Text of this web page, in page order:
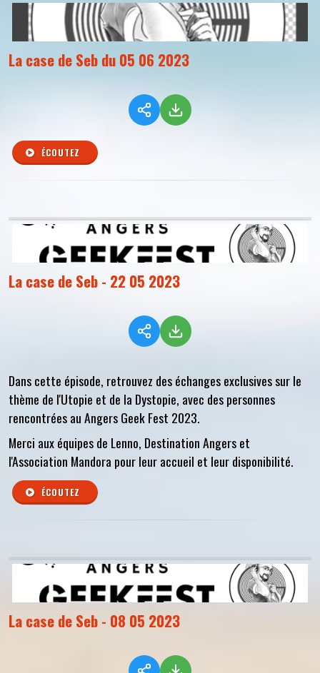
La case de Seb du 05 06 2023
ÉCOUTEZ
La case de Seb - 22 05 2023
Dans cette épisode, retrouvez des échanges exclusives sur le
thème de l'Utopie et de la Dystopie, avec des personnes
rencontrées au Angers Geek Fest 2023.
Merci aux équipes de Lenno, Destination Angers et
l'Association Mandora pour leur accueil et leur disponibilité.
ÉCOUTEZ
La case de Seb - 08 05 2023